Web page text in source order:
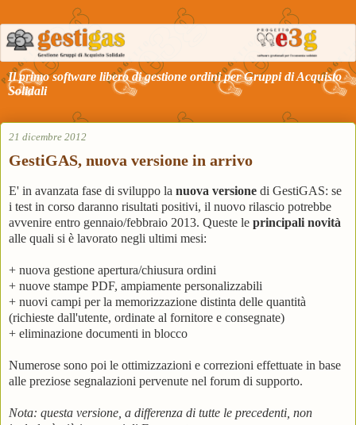
Il primo software libero di gestione ordini per Gruppi di Acquisto
Solidali
21 dicembre 2012
GestiGAS, nuova versione in arrivo
E' in avanzata fase di sviluppo la nuova versione di GestiGAS: se
i test in corso daranno risultati positivi, il nuovo rilascio potrebbe
avvenire entro gennaio/febbraio 2013. Queste le principali novità
alle quali si è lavorato negli ultimi mesi:
+ nuova gestione apertura/chiusura ordini
+ nuove stampe PDF, ampiamente personalizzabili
+ nuovi campi per la memorizzazione distinta delle quantità
(richieste dall'utente, ordinate al fornitore e consegnate)
+ eliminazione documenti in blocco
Numerose sono poi le ottimizzazioni e correzioni effettuate in base
alle preziose segnalazioni pervenute nel forum di supporto.
Nota: questa versione, a differenza di tutte le precedenti, non